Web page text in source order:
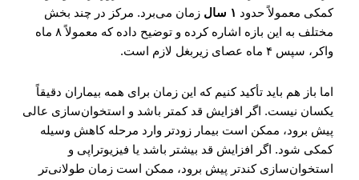
کمکی معمولاً حدود۱ سال
زمان می‌برد. مرکز در چند بخش
مختلف به این بازه اشاره کرده و توضیح داده که معمولاً ۸ ماه
واکر، سپس ۴ ماه عصای زیربغل لازم است.
اما باز هم باید تأکید کنیم که این زمان برای همه بیماران دقیقاً
یکسان نیست. اگر افزایش قد کمتر باشد و استخوان‌سازی عالی
پیش برود، ممکن است بیمار زودتر وارد مرحله کاهش وسیله
کمکی شود. اگر افزایش قد بیشتر باشد یا فیزیوتراپی و
استخوان‌سازی کندتر پیش برود، ممکن است زمان طولانی‌تر